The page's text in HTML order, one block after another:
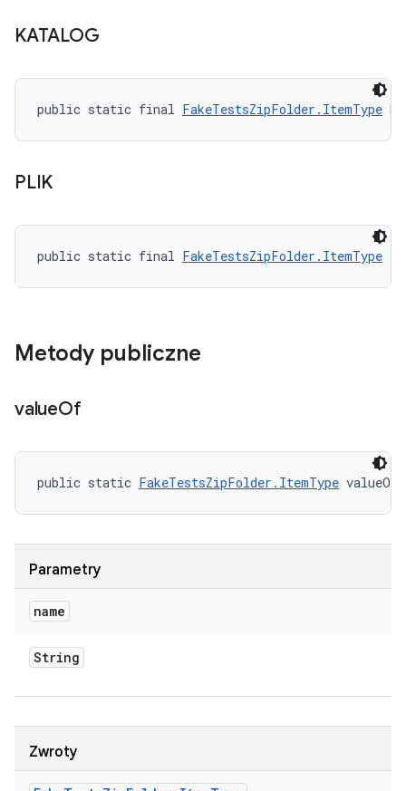
KATALOG
public static final FakeTestsZipFolder.ItemType
PLIK
public static final FakeTestsZipFolder.ItemType
Metody publiczne
valueOf
public static FakeTestsZipFolder.ItemType valueOf
Parametry
name
String
Zwroty